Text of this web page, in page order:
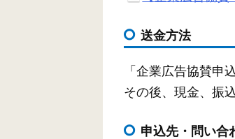
送金方法
「企業広告協賛申
その後、現金、振
申込先・問い合